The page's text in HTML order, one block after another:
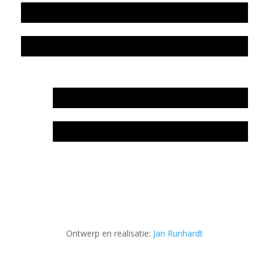
Ontwerp en realisatie: Jan Runhardt